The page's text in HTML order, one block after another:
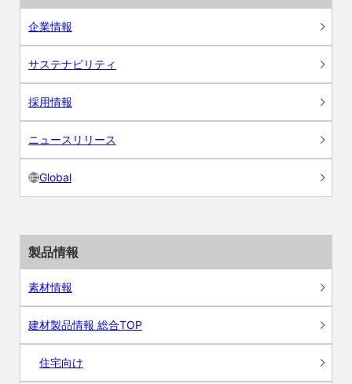
企業情報
サステナビリティ
採用情報
ニュースリリース
Global
製品情報
素材情報
建材製品情報 総合TOP
住宅向け